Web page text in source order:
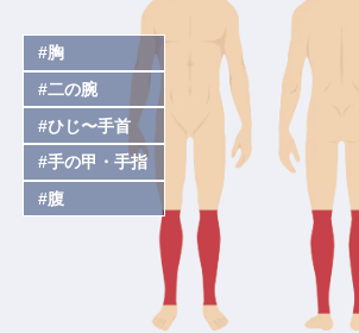
#胸
#二の腕
#ひじ〜手首
#手の甲・手指
#腹